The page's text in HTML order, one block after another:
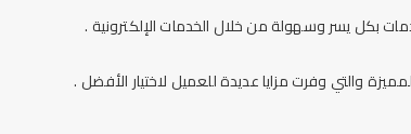
بكل يسر وسهولة من خلال الخدمات الإلكترونية .
والتي وفرت مزايا عديدة للعميل لاختيار الأفضل .